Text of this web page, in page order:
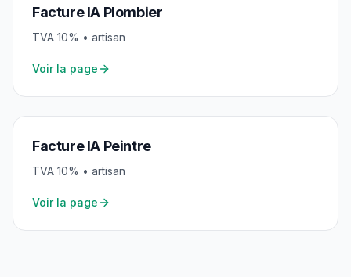
Facture IA Plombier
TVA 10% • artisan
Voir la page
Facture IA Peintre
TVA 10% • artisan
Voir la page